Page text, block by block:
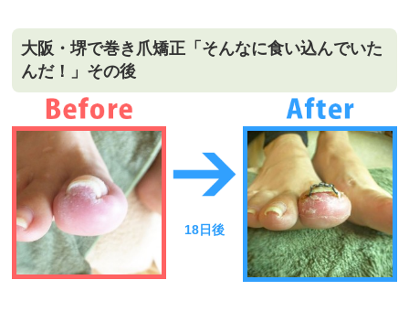
大阪・堺で巻き爪矯正「そんなに食い込んでいた
んだ！」その後
18日後